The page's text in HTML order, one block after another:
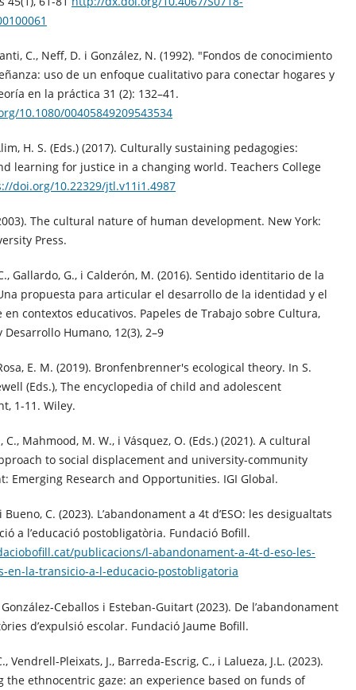
C., Neff, D. i González, N. (1992). "Fondos de conocimiento
uso de un enfoque cualitativo para conectar hogares y
en la práctica 31 (2): 132–41.
10.1080/00405849209543534
H. S. (Eds.) (2017). Culturally sustaining pedagogies:
learning for justice in a changing world. Teachers College
doi.org/10.22329/jtl.v11i1.4987
The cultural nature of human development. New York:
Press.
Gallardo, G., i Calderón, M. (2016). Sentido identitario de la
propuesta para articular el desarrollo de la identidad y el
contextos educativos. Papeles de Trabajo sobre Cultura,
Desarrollo Humano, 12(3), 2–9
E. M. (2019). Bronfenbrenner's ecological theory. In S.
(Eds.), The encyclopedia of child and adolescent
1-11. Wiley.
C., Mahmood, M. W., i Vásquez, O. (Eds.) (2021). A cultural
to social displacement and university-community
Emerging Research and Opportunities. IGI Global.
Bueno, C. (2023). L’abandonament a 4t d’ESO: les desigualtats
a l’educació postobligatòria. Fundació Bofill.
publicacions/l-abandonament-a-4t-d-eso-les-
en-la-transicio-a-l-educacio-postobligatoria
Ceballos i Esteban-Guitart (2023). De l’abandonament
d’expulsió escolar. Fundació Jaume Bofill.
Vendrell-Pleixats, J., Barreda-Escrig, C., i Lalueza, J.L. (2023).
the ethnocentric gaze: an experience based on funds of